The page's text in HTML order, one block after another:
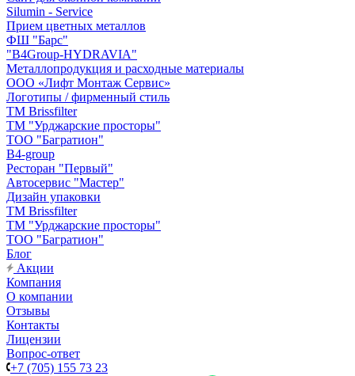
Silumin - Service
Прием цветных металлов
ФШ "Барс"
"B4Group-HYDRAVIA"
Металлопродукция и расходные материалы
OOO «Лифт Монтаж Сервис»
Логотипы / фирменный стиль
TM Brissfilter
ТМ "Урджарские просторы"
ТОО "Багратион"
B4-group
Ресторан "Первый"
Автосервис "Мастер"
Дизайн упаковки
TM Brissfilter
ТМ "Урджарские просторы"
ТОО "Багратион"
Блог
Акции
Компания
О компании
Отзывы
Контакты
Лицензии
Вопрос-ответ
+7 (705) 155 73 23